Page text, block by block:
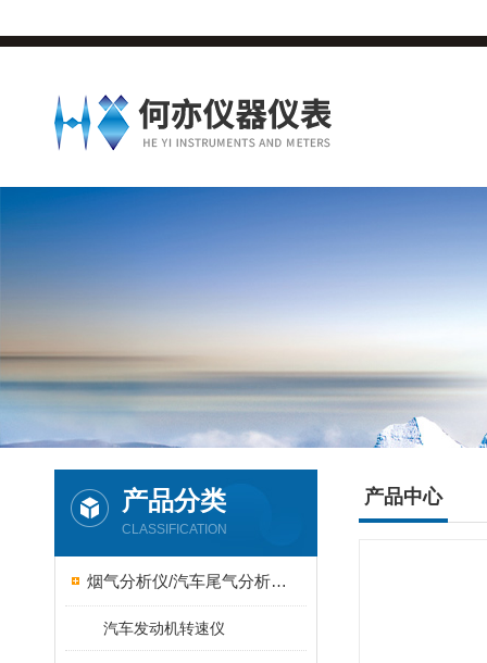
产品分类
CLASSIFICATION
烟气分析仪/汽车尾气分析仪/转速表/汽车维修检测设备
汽车发动机转速仪
产品中心